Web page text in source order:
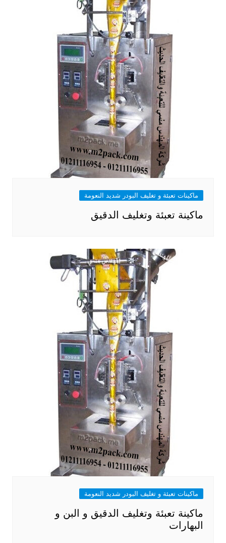
ماكينات تعبئة و تغليف البودر شديد النعومة
ماكينة تعبئة وتغليف الدقيق
ماكينات تعبئة و تغليف البودر شديد النعومة
ماكينة تعبئة وتغليف الدقيق و البن و
البهارات